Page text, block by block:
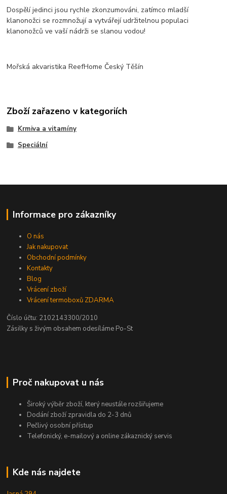
Dospělí jedinci jsou rychle zkonzumováni, zatímco mladší
klanonožci se rozmnožují a vytvářejí udržitelnou populaci
klanonožců ve vaší nádrži se slanou vodou!
Mořská akvaristika ReefHome Český Těšín
Zboží zařazeno v kategoriích
Krmiva a vitamíny
Speciální
Informace pro zákazníky
O nás
Jak nakupovat
Obchodní podmínky
Kontakty
Blog
Vrácení zboží
Vrácení termoboxů ZDARMA
Číslo účtu: 2102143300/2010
Zásilky s živým obsahem odesíláme Po-St
Proč nakupovat u nás
Široký výběr zboží, který neustále rozšiřujeme
Dodání zboží zpravidla do 2-3 dnů
Pečlivý osobní přístup
Telefonický, e-mailový a online zákaznický servis
Kde nás najdete